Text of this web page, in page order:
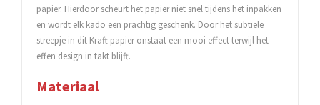
papier. Hierdoor scheurt het papier niet snel tijdens het inpakken
en wordt elk kado een prachtig geschenk. Door het subtiele
streepje in dit Kraft papier onstaat een mooi effect terwijl het
effen design in takt blijft.
Materiaal